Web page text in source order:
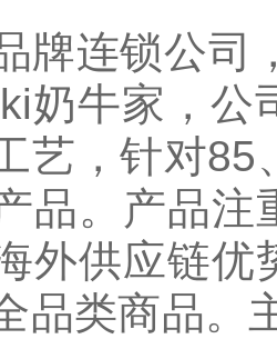
牌连锁公司
奶牛家，公
艺，针对85
品。产品注
外供应链
品类商品。